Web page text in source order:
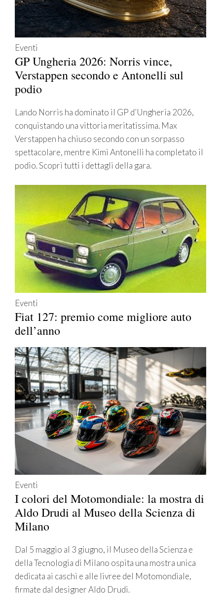
Eventi
GP Ungheria 2026: Norris vince,
Verstappen secondo e Antonelli sul
podio
Lando Norris ha dominato il GP d’Ungheria 2026,
conquistando una vittoria meritatissima. Max
Verstappen ha chiuso secondo con un sorpasso
spettacolare, mentre Kimi Antonelli ha completato il
podio. Scopri tutti i dettagli della gara.
Eventi
Fiat 127: premio come migliore auto
dell’anno
Eventi
I colori del Motomondiale: la mostra di
Aldo Drudi al Museo della Scienza di
Milano
Dal 5 maggio al 3 giugno, il Museo della Scienza e
della Tecnologia di Milano ospita una mostra unica
dedicata ai caschi e alle livree del Motomondiale,
firmate dal designer Aldo Drudi.